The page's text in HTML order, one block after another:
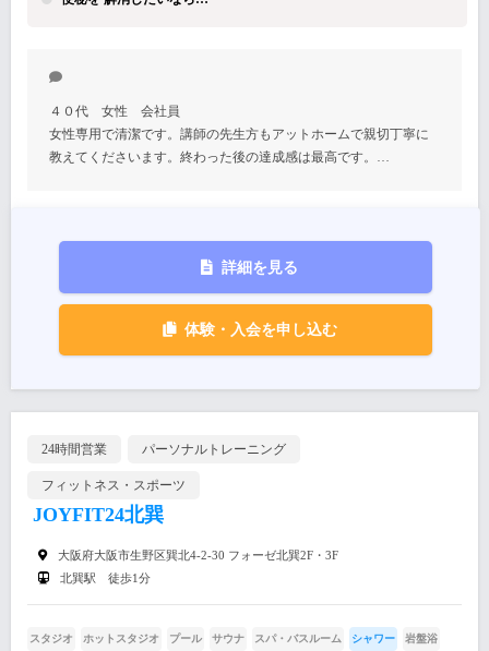
４０代 女性 会社員
女性専用で清潔です。講師の先生方もアットホームで親切丁寧に
教えてくださいます。終わった後の達成感は最高です。…
詳細を見る
体験・入会を申し込む
24時間営業 パーソナルトレーニング
フィットネス・スポーツ
JOYFIT24北巽
大阪府大阪市生野区巽北4-2-30 フォーゼ北巽2F・3F
北巽駅 徒歩1分
スタジオ ホットスタジオ プール サウナ スパ・バスルーム シャワー 岩盤浴